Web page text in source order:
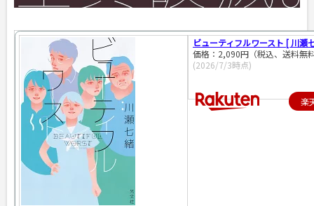
ビューティフルワースト [ 川瀬
価格：2,090円（税込、送料無
(2026/7/3時点)
楽